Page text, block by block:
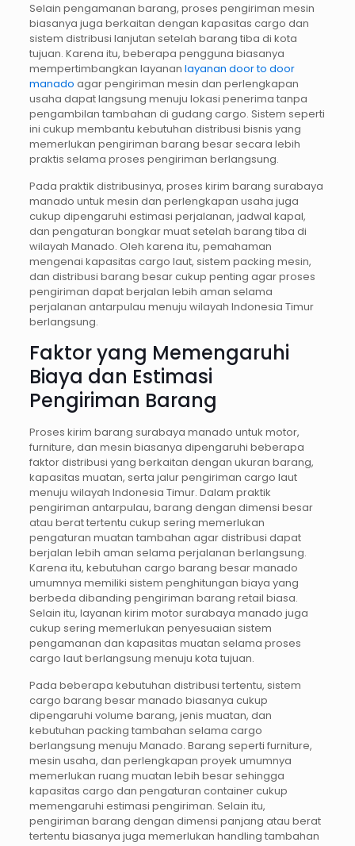
Selain pengamanan barang, proses pengiriman mesin
biasanya juga berkaitan dengan kapasitas cargo dan
sistem distribusi lanjutan setelah barang tiba di kota
tujuan. Karena itu, beberapa pengguna biasanya
mempertimbangkan layanan layanan door to door
manado agar pengiriman mesin dan perlengkapan
usaha dapat langsung menuju lokasi penerima tanpa
pengambilan tambahan di gudang cargo. Sistem seperti
ini cukup membantu kebutuhan distribusi bisnis yang
memerlukan pengiriman barang besar secara lebih
praktis selama proses pengiriman berlangsung.
Pada praktik distribusinya, proses kirim barang surabaya
manado untuk mesin dan perlengkapan usaha juga
cukup dipengaruhi estimasi perjalanan, jadwal kapal,
dan pengaturan bongkar muat setelah barang tiba di
wilayah Manado. Oleh karena itu, pemahaman
mengenai kapasitas cargo laut, sistem packing mesin,
dan distribusi barang besar cukup penting agar proses
pengiriman dapat berjalan lebih aman selama
perjalanan antarpulau menuju wilayah Indonesia Timur
berlangsung.
Faktor yang Memengaruhi
Biaya dan Estimasi
Pengiriman Barang
Proses kirim barang surabaya manado untuk motor,
furniture, dan mesin biasanya dipengaruhi beberapa
faktor distribusi yang berkaitan dengan ukuran barang,
kapasitas muatan, serta jalur pengiriman cargo laut
menuju wilayah Indonesia Timur. Dalam praktik
pengiriman antarpulau, barang dengan dimensi besar
atau berat tertentu cukup sering memerlukan
pengaturan muatan tambahan agar distribusi dapat
berjalan lebih aman selama perjalanan berlangsung.
Karena itu, kebutuhan cargo barang besar manado
umumnya memiliki sistem penghitungan biaya yang
berbeda dibanding pengiriman barang retail biasa.
Selain itu, layanan kirim motor surabaya manado juga
cukup sering memerlukan penyesuaian sistem
pengamanan dan kapasitas muatan selama proses
cargo laut berlangsung menuju kota tujuan.
Pada beberapa kebutuhan distribusi tertentu, sistem
cargo barang besar manado biasanya cukup
dipengaruhi volume barang, jenis muatan, dan
kebutuhan packing tambahan selama cargo
berlangsung menuju Manado. Barang seperti furniture,
mesin usaha, dan perlengkapan proyek umumnya
memerlukan ruang muatan lebih besar sehingga
kapasitas cargo dan pengaturan container cukup
memengaruhi estimasi pengiriman. Selain itu,
pengiriman barang dengan dimensi panjang atau berat
tertentu biasanya juga memerlukan handling tambahan